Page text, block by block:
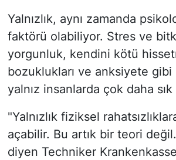
Yalnızlık, aynı zamanda
faktörü olabiliyor. Stres ve
yorgunluk, kendini kötü
bozuklukları ve anksiyete gibi
yalnız insanlarda çok daha
"Yalnızlık fiziksel
açabilir. Bu artık bir teori değil.
diyen Techniker